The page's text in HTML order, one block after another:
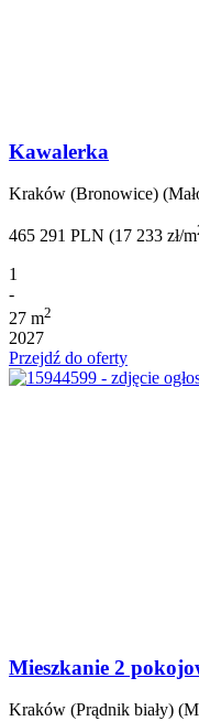
Kawalerka
Kraków (Bronowice)
465 291 PLN (17 233 zł/m
1
-
27 m2
2027
Przejdź do oferty
Mieszkanie 2
Kraków (Prądnik biały)